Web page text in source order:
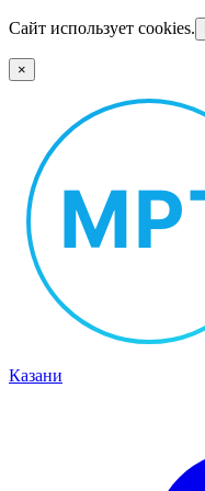
Сайт использует cookies.
×
Казани